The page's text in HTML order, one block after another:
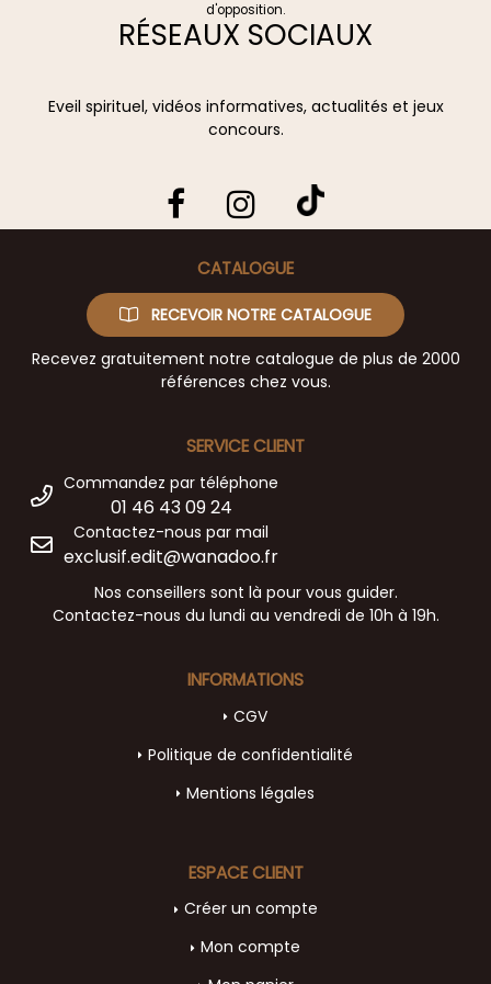
d'opposition.
RÉSEAUX SOCIAUX
Eveil spirituel, vidéos informatives, actualités et jeux
concours.
CATALOGUE
RECEVOIR NOTRE CATALOGUE
Recevez gratuitement notre catalogue de plus de 2000
références chez vous.
SERVICE CLIENT
Commandez par téléphone
01 46 43 09 24
Contactez-nous par mail
exclusif.edit@wanadoo.fr
Nos conseillers sont là pour vous guider.
Contactez-nous du lundi au vendredi de 10h à 19h.
INFORMATIONS
CGV
Politique de confidentialité
Mentions légales
ESPACE CLIENT
Créer un compte
Mon compte